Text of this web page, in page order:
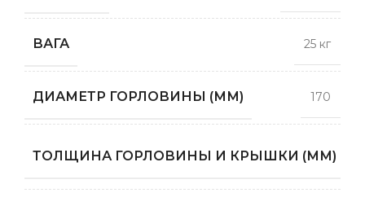
ВАГА 25 кг
ДИАМЕТР ГОРЛОВИНЫ (ММ) 170
ТОЛЩИНА ГОРЛОВИНЫ И КРЫШКИ (ММ)